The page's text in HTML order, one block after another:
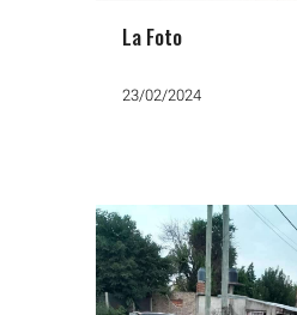
La Foto
23/02/2024